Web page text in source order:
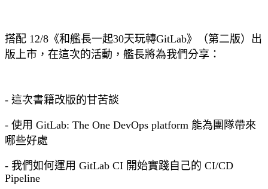
搭配 12/8《和艦長一起30天玩轉GitLab》（第二版）出
版上市，在這次的活動，艦長將為我們分享：
- 這次書籍改版的甘苦談
- 使用 GitLab: The One DevOps platform 能為團隊帶來
哪些好處
- 我們如何運用 GitLab CI 開始實踐自己的 CI/CD
Pipeline